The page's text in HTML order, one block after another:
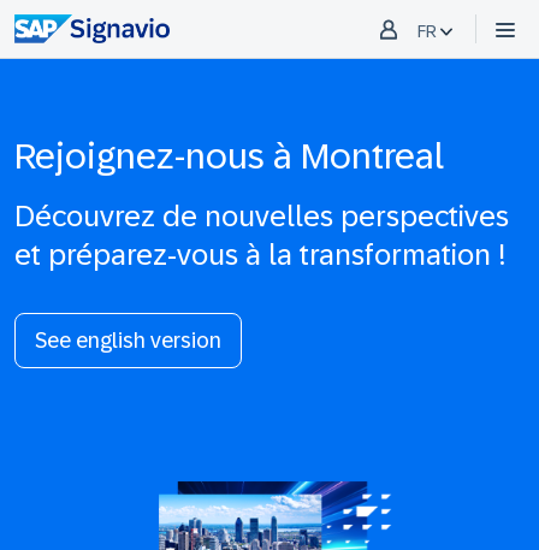
FR
Rejoignez-nous à Montreal
Découvrez de nouvelles perspectives
et préparez-vous à la transformation !
See english version